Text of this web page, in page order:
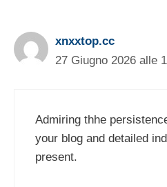
xnxxtop.cc
27 Giugno 2026 alle
Admiring thhe
your blog and detailed
present.